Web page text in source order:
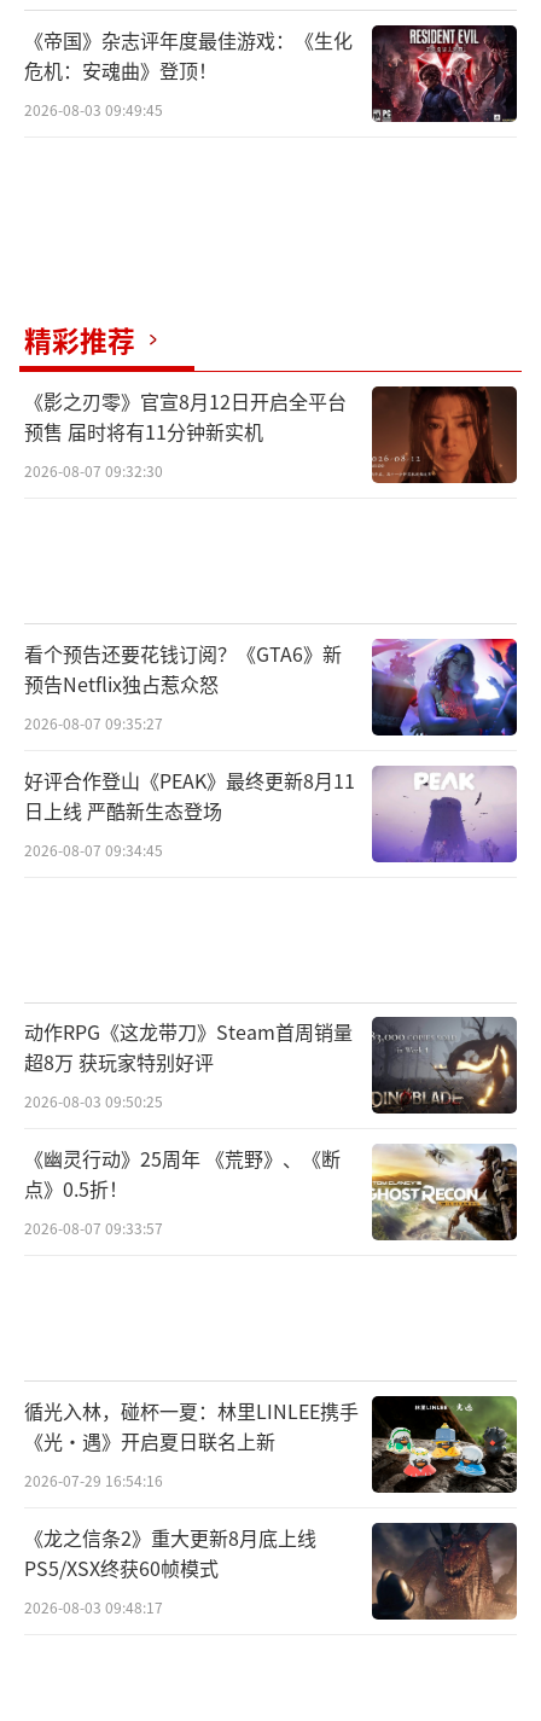
《帝国》杂志评年度最佳游戏：《生化
危机：安魂曲》登顶！
2026-08-03 09:49:45
精彩推荐
《影之刃零》官宣8月12日开启全平台
预售 届时将有11分钟新实机
2026-08-07 09:32:30
看个预告还要花钱订阅？《GTA6》新
预告Netflix独占惹众怒
2026-08-07 09:35:27
好评合作登山《PEAK》最终更新8月11
日上线 严酷新生态登场
2026-08-07 09:34:45
动作RPG《这龙带刀》Steam首周销量
超8万 获玩家特别好评
2026-08-03 09:50:25
《幽灵行动》25周年 《荒野》、《断
点》0.5折！
2026-08-07 09:33:57
循光入林，碰杯一夏：林里LINLEE携手
《光·遇》开启夏日联名上新
2026-07-29 16:54:16
《龙之信条2》重大更新8月底上线
PS5/XSX终获60帧模式
2026-08-03 09:48:17